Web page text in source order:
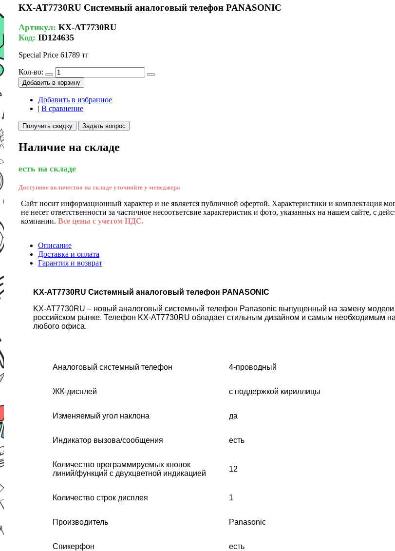
KX-AT7730RU Системный аналоговый телефон PANASONIC
Артикул: KX-AT7730RU
Код: ID124635
Special Price 61789 тг
Кол-во:
Добавить в корзину
Добавить в избранное
| В сравнение
Получить скидку Задать вопрос
Наличие на складе
есть на складе
Доступное количество на складе уточняйте у менеджера
Сайт носит информационный характер и не является публичной офертой. Характеристики и комплектация
не несет ответственности за частичное несоответсвие характеристик и фото, указанных на нашем сайте, с
компании. Все цены с учетом НДС.
Описание
Доставка и оплата
Гарантия и возврат
KX-AT7730RU Системный аналоговый телефон PANASONIC
KX-AT7730RU – новый аналоговый системный телефон Panasonic выпущенный на замену
российском рынке. Телефон KX-AT7730RU обладает стильным дизайном и самым необходимым
любого офиса.
Аналоговый системный телефон 4-проводный
ЖК-дисплей с поддержкой кириллицы
Изменяемый угол наклона да
Индикатор вызова/сообщения есть
Количество программируемых кнопок
линий/функций c двухцветной индикацией
12
Количество строк дисплея 1
Производитель Panasonic
Спикерфон есть